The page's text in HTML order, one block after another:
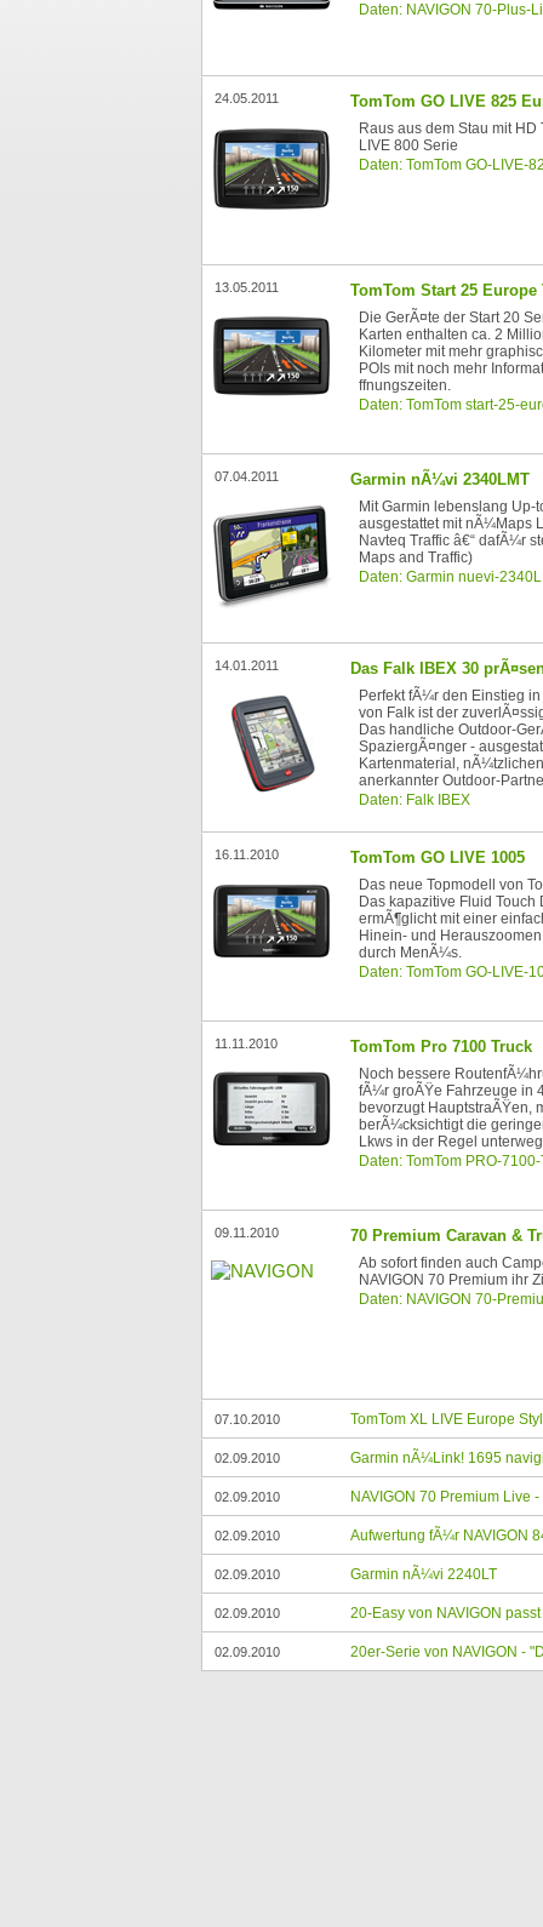
Daten: NAVIGON 70-Plus-
24.05.2011 TomTom GO LIVE 825
Raus aus dem Stau mit HD
LIVE 800 Serie
Daten: TomTom GO-LIVE-
13.05.2011 TomTom Start 25 Europe
Die GerÃ¤te der Start 20
Karten enthalten ca. 2
Kilometer mit mehr
POIs mit noch mehr
ffnungszeiten.
Daten: TomTom start-25-
07.04.2011 Garmin nÃ¼vi 2340LMT
Mit Garmin lebenslang
ausgestattet mit nÃ¼Maps
Navteq Traffic â€“ dafÃ¼r
Maps and Traffic)
Daten: Garmin nuevi-
14.01.2011 Das Falk IBEX 30
Perfekt fÃ¼r den Einstieg
von Falk ist der
Das handliche Outdoor-
SpaziergÃ¤nger -
Kartenmaterial,
anerkannter Outdoor-
Daten: Falk IBEX
16.11.2010 TomTom GO LIVE 1005
Das neue Topmodell von
Das kapazitive Fluid
ermÃ¶glicht mit einer
Hinein- und
durch MenÃ¼s.
Daten: TomTom GO-LIVE-
11.11.2010 TomTom Pro 7100 Truck
Noch bessere
fÃ¼r groÃŸe Fahrzeuge in
bevorzugt HauptstraÃŸen,
berÃ¼cksichtigt die
Lkws in der Regel
Daten: TomTom PRO-
09.11.2010 70 Premium Caravan &
Ab sofort finden auch
NAVIGON 70 Premium ihr
Daten: NAVIGON 70-
07.10.2010 TomTom XL LIVE Europe
02.09.2010 Garmin nÃ¼Link! 1695
02.09.2010 NAVIGON 70 Premium Live
02.09.2010 Aufwertung fÃ¼r NAVIGON
02.09.2010 Garmin nÃ¼vi 2240LT
02.09.2010 20-Easy von NAVIGON
02.09.2010 20er-Serie von NAVIGON -